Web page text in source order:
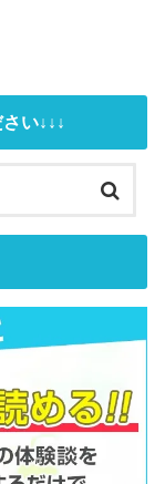
い↓↓↓